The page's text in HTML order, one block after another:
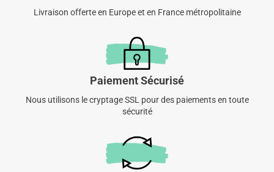
Livraison offerte en Europe et en France métropolitaine
Paiement Sécurisé
Nous utilisons le cryptage SSL pour des paiements en toute
sécurité